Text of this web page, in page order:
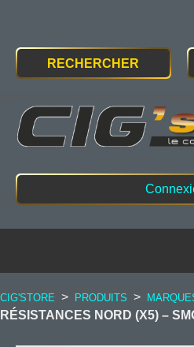
RECHERCHER
CIG'STORE > PRODUITS >
RÉSISTANCES NORD (X5) –